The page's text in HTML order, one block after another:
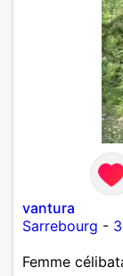
vantura
Sarrebourg -
Femme